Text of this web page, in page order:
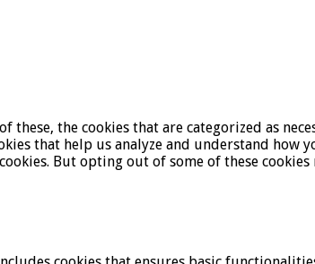
the cookies that are categorized as
that help us analyze and understand how
But opting out of some of these